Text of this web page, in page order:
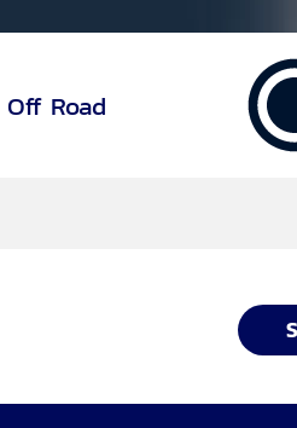
Road
8 velocidades com E-Shifter